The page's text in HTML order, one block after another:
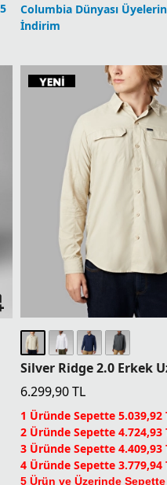
6.299,90TL
1 Üründe Sepette 5.039,92
2 Üründe Sepette 4.724,93
3 Üründe Sepette 4.409,93
4 Üründe Sepette 3.779,94
5 Ürün ve Üzerinde Sepette
Columbia Dünyası
İndirim